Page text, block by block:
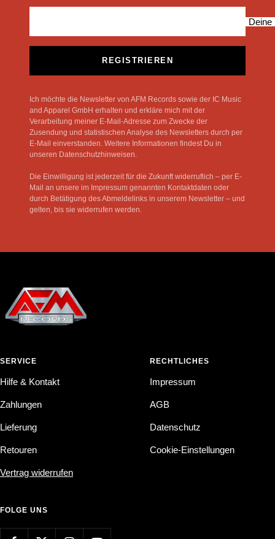
Deine
REGISTRIEREN
Ich möchte die Newsletter von AFM Records sowie der IC Music
and Apparel GmbH erhalten und erkläre mich mit der
Verarbeitung meiner E-Mail-Adresse zum Zwecke der
Zusendung und statistischen Analyse des Newsletters durch per
E-Mail einverstanden. Weitere Informationen findest Du in
unseren Datenschutzhinweisen.
Die Einwilligung ist jederzeit für die Zukunft widerruflich – per E-
Mail an unsere im Impressum genannten Kontaktdaten oder
durch Betätigung des Abmeldelinks in unserem Newsletter – und
gelten, bis sie widerrufen werden.
SERVICE
Hilfe & Kontakt
Zahlungen
Lieferung
Retouren
Vertrag widerrufen
RECHTLICHES
Impressum
AGB
Datenschutz
Cookie-Einstellungen
FOLGE UNS